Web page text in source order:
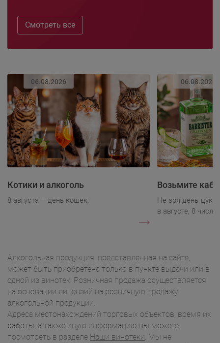
Смотреть все
06.08.2026
Котики и алкоголь
8 августа – день кошек.
06.08.2026
Возьмите
Не зря день
в августе, 8 числа.
Алкогольная продукция, представленная на сайте,
может быть приобретена только в пункте выдачи или в
одной из винотек. Розничная продажа осуществляется
на основании лицензий на розничную продажу
алкогольной продукции.
Адреса местонахождений торговых объектов, время их
работы, а также иную информацию вы можете
посмотреть в разделе Наши винотеки. Мы не